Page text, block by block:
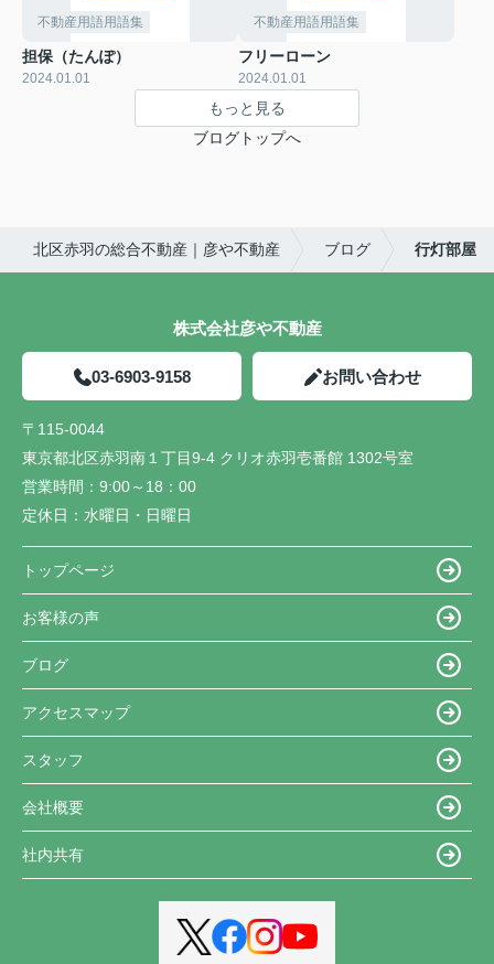
不動産用語用語集
担保（たんぽ）
2024.01.01
不動産用語用語集
フリーローン
2024.01.01
もっと見る
ブログトップへ
北区赤羽の総合不動産｜彦や不動産 ブログ 行灯部屋
株式会社彦や不動産
03-6903-9158 お問い合わせ
〒115-0044
東京都北区赤羽南１丁目9-4 クリオ赤羽壱番館 1302号室
営業時間： 9:00～18：00
定休日： 水曜日・日曜日
トップページ
お客様の声
ブログ
アクセスマップ
スタッフ
会社概要
社内共有